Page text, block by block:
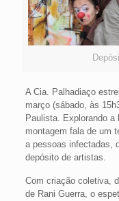
A Cia. Palhadiaço
março (sábado, às
Paulista. Explorando a
montagem fala de um
a pessoas infectadas,
depósito de artistas.
Com criação coletiva,
de Rani Guerra, o